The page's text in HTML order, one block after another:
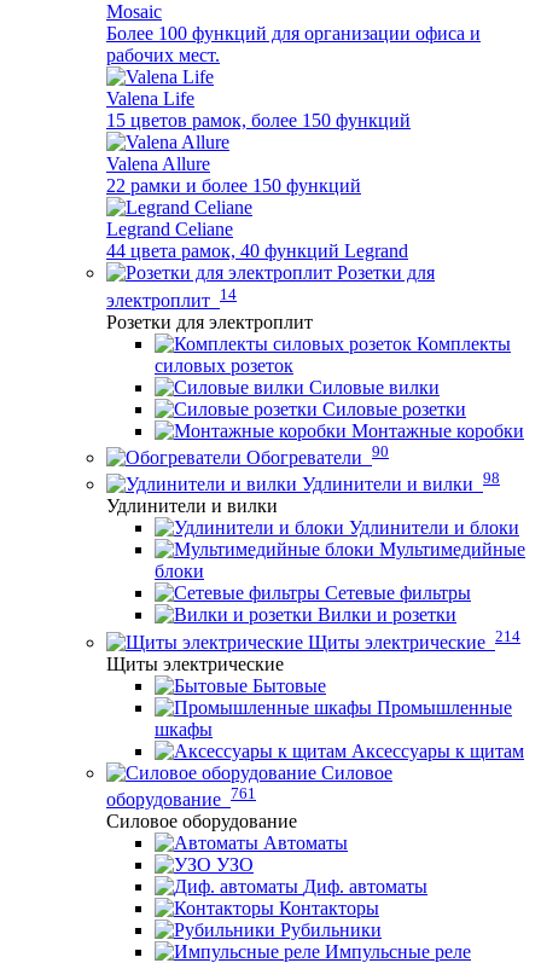
Mosaic
Более 100 функций для организации офиса и
рабочих мест.
Valena Life
15 цветов рамок, более 150 функций
Valena Allure
22 рамки и более 150 функций
Legrand Celiane
44 цвета рамок, 40 функций Legrand
Розетки для
электроплит 14
Розетки для электроплит
Комплекты
силовых розеток
Силовые вилки
Силовые розетки
Монтажные коробки
Обогреватели 90
Удлинители и вилки 98
Удлинители и вилки
Удлинители и блоки
Мультимедийные
блоки
Сетевые фильтры
Вилки и розетки
Щиты электрические 214
Щиты электрические
Бытовые
Промышленные
шкафы
Аксессуары к щитам
Силовое
оборудование 761
Силовое оборудование
Автоматы
УЗО
Диф. автоматы
Контакторы
Рубильники
Импульсные реле